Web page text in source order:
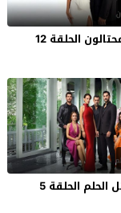
مسلسل المحتالون الحلقة 12
مسلسل مثل الحلم الحلقة 5